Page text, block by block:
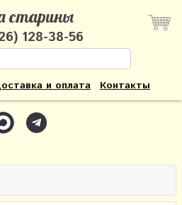
старины
128-38-56
и оплата Контакты